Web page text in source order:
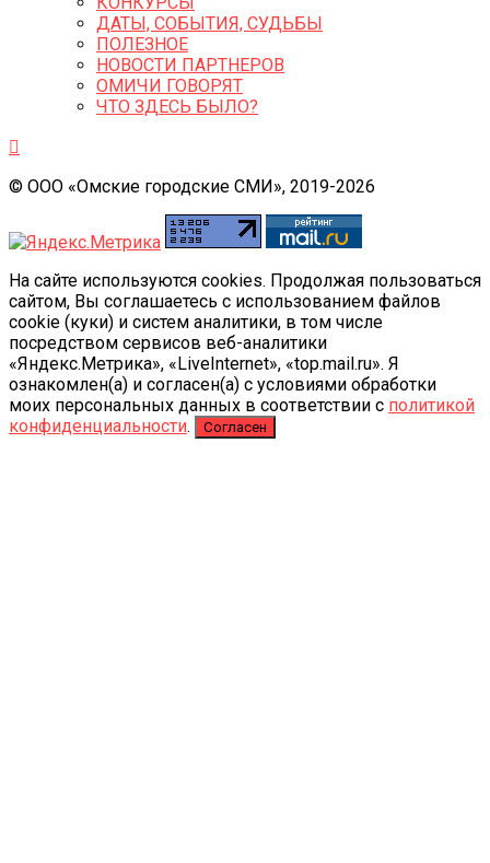
ДАТЫ, СОБЫТИЯ, СУДЬБЫ
ПОЛЕЗНОЕ
НОВОСТИ ПАРТНЕРОВ
ОМИЧИ ГОВОРЯТ
ЧТО ЗДЕСЬ БЫЛО?
© ООО «Омские городские СМИ», 2019-2026
На сайте используются cookies. Продолжая пользоваться
сайтом, Вы соглашаетесь с использованием файлов
cookie (куки) и систем аналитики, в том числе
посредством сервисов веб-аналитики
«Яндекс.Метрика», «LiveInternet», «top.mail.ru». Я
ознакомлен(а) и согласен(а) с условиями обработки
моих персональных данных в соответствии с политикой
конфиденциальности. Согласен